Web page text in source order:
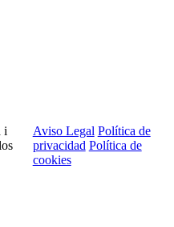
i
Aviso Legal Política de
privacidad Política de
cookies